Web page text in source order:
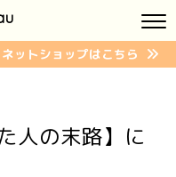
ットショップはこちら
人の末路】に